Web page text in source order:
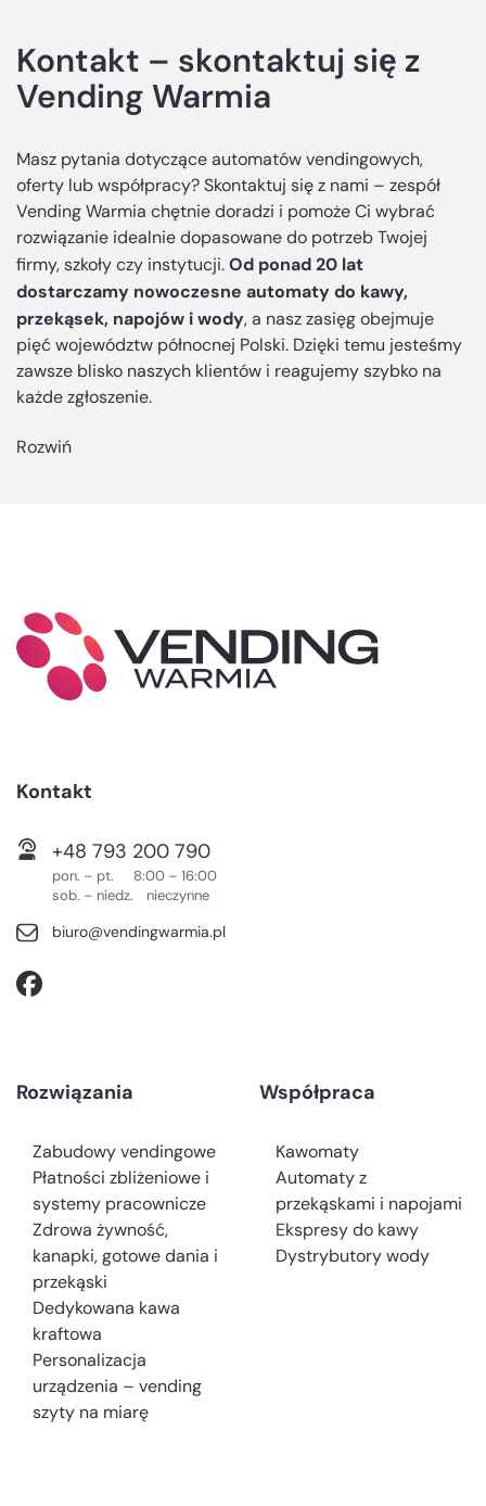
Kontakt – skontaktuj się z
Vending Warmia
Masz pytania dotyczące automatów vendingowych,
oferty lub współpracy? Skontaktuj się z nami – zespół
Vending Warmia chętnie doradzi i pomoże Ci wybrać
rozwiązanie idealnie dopasowane do potrzeb Twojej
firmy, szkoły czy instytucji. Od ponad 20 lat
dostarczamy nowoczesne automaty do kawy,
przekąsek, napojów i wody, a nasz zasięg obejmuje
pięć województw północnej Polski. Dzięki temu jesteśmy
zawsze blisko naszych klientów i reagujemy szybko na
każde zgłoszenie.
Rozwiń
Kontakt
+48 793 200 790
pon. – pt. 8:00 – 16:00
sob. – niedz. nieczynne
biuro@vendingwarmia.pl
Rozwiązania
Zabudowy vendingowe
Płatności zbliżeniowe i
systemy pracownicze
Zdrowa żywność,
kanapki, gotowe dania i
przekąski
Dedykowana kawa
kraftowa
Personalizacja
urządzenia – vending
szyty na miarę
Współpraca
Kawomaty
Automaty z
przekąskami i napojami
Ekspresy do kawy
Dystrybutory wody